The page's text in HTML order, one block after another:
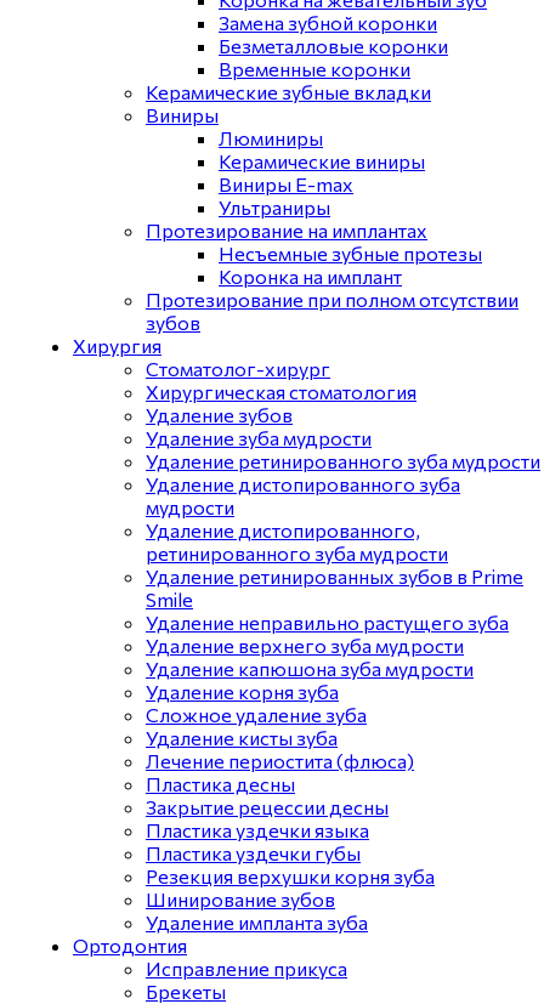
Замена зубной коронки
Безметалловые коронки
Временные коронки
Керамические зубные вкладки
Виниры
Люминиры
Керамические виниры
Виниры E-max
Ультраниры
Протезирование на имплантах
Несъемные зубные протезы
Коронка на имплант
Протезирование при полном отсутствии
зубов
Хирургия
Стоматолог-хирург
Хирургическая стоматология
Удаление зубов
Удаление зуба мудрости
Удаление ретинированного зуба мудрости
Удаление дистопированного зуба
мудрости
Удаление дистопированного,
ретинированного зуба мудрости
Удаление ретинированных зубов в Prime
Smile
Удаление неправильно растущего зуба
Удаление верхнего зуба мудрости
Удаление капюшона зуба мудрости
Удаление корня зуба
Сложное удаление зуба
Удаление кисты зуба
Лечение периостита (флюса)
Пластика десны
Закрытие рецессии десны
Пластика уздечки языка
Пластика уздечки губы
Резекция верхушки корня зуба
Шинирование зубов
Удаление импланта зуба
Ортодонтия
Исправление прикуса
Брекеты